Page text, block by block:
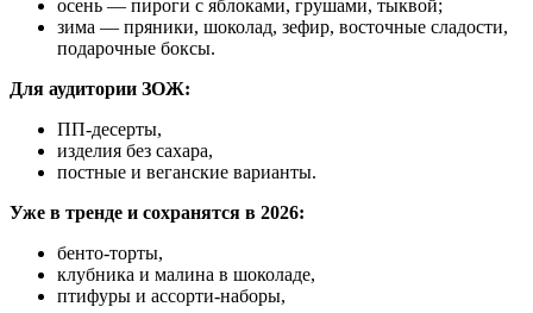
осень — пироги с яблоками, грушами, тыквой;
зима — пряники, шоколад, зефир, восточные сладости,
подарочные боксы.
Для аудитории ЗОЖ:
ПП-десерты,
изделия без сахара,
постные и веганские варианты.
Уже в тренде и сохранятся в 2026:
бенто-торты,
клубника и малина в шоколаде,
птифуры и ассорти-наборы,